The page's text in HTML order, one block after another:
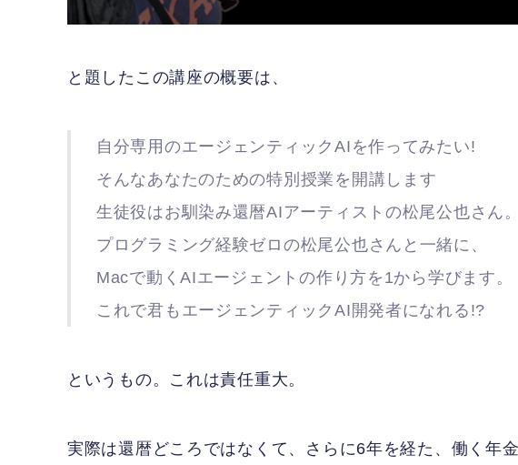
と題したこの講座の概要は、
自分専用のエージェンティックAIを作ってみたい!
そんなあなたのための特別授業を開講します
生徒役はお馴染み還暦AIアーティストの松尾公也さん。
プログラミング経験ゼロの松尾公也さんと一緒に、
Macで動くAIエージェントの作り方を1から学びます。
これで君もエージェンティックAI開発者になれる!?
というもの。これは責任重大。
実際は還暦どころではなくて、さらに6年を経た、働く年